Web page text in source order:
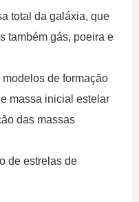
total da galáxia, que
também gás, poeira e
de formação
massa inicial estelar
das massas
de estrelas de